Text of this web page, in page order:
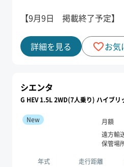
【9月9日 掲載終了予定】
詳細を見る お気
シエンタ
G HEV 1.5L 2WD(7人乗り) ハイブリ
New 月額
遠方輸
保管場
年式 走行距離